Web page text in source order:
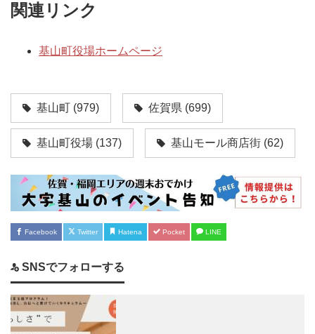
関連リンク
基山町役場ホームページ
基山町 (979) 佐賀県 (699)
基山町役場 (137) 基山モール商店街 (62)
Facebook Twitter Hatena Pocket LINE
SNSでフォローする